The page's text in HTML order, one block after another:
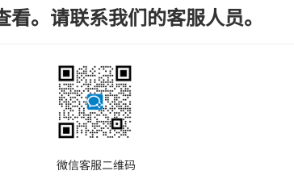
。请联系我们的客服人员。
微信客服二维码